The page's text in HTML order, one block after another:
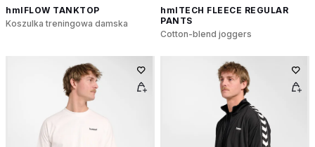
hmlFLOW TANKTOP
Koszulka treningowa damska
hmlTECH FLEECE REGULAR
PANTS
Cotton-blend joggers